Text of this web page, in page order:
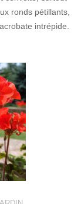
ronds pétillants,
intrépide.